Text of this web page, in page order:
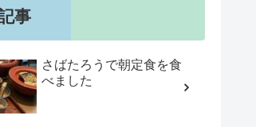
事
さばたろうで朝定食を食
べました